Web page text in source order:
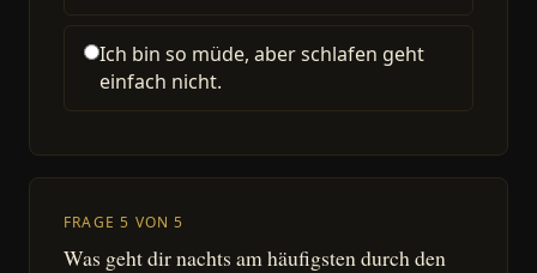
Ich bin so müde, aber schlafen geht
einfach nicht.
FRAGE 5 VON 5
Was geht dir nachts am häufigsten durch den